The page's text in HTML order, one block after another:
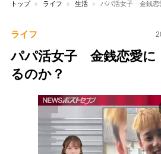
トップ ライフ 生活 パパ活女子 金銭恋
ライフ
パパ活女子 金銭恋愛に
るのか？